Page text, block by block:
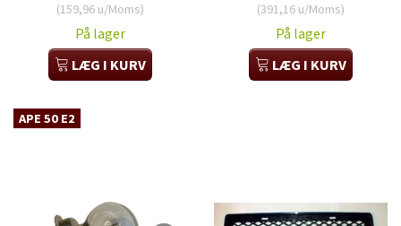
(159,96 u/Moms)
På lager
LÆG I KURV
(391,16 u/Moms)
På lager
LÆG I KURV
APE 50 E2